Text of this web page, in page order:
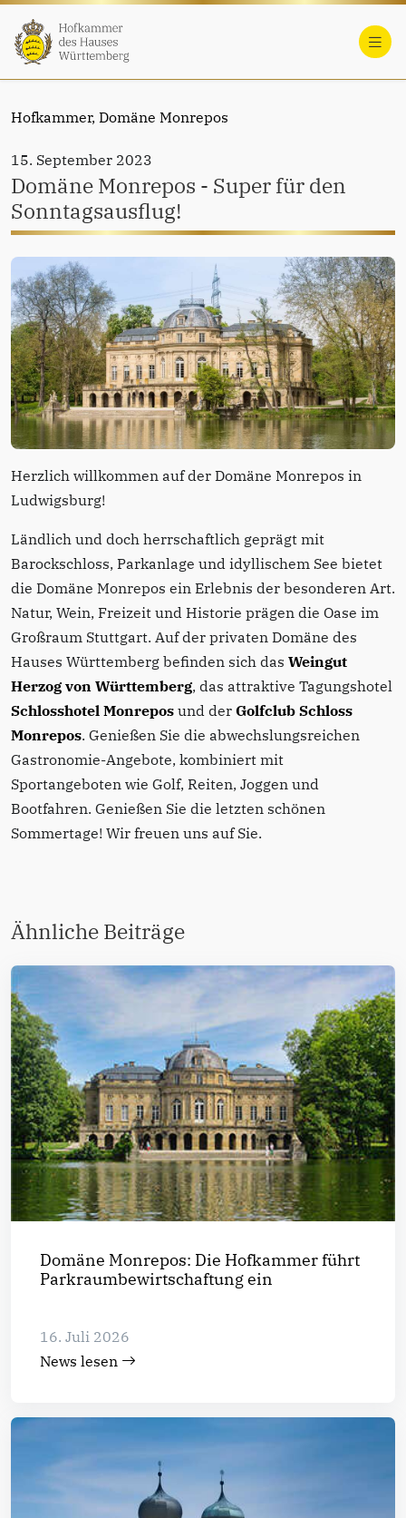
Hofkammer, Domäne Monrepos
15. September 2023
Domäne Monrepos - Super für den
Sonntagsausflug!
Herzlich willkommen auf der Domäne Monrepos in
Ludwigsburg!
Ländlich und doch herrschaftlich geprägt mit
Barockschloss, Parkanlage und idyllischem See bietet
die Domäne Monrepos ein Erlebnis der besonderen Art.
Natur, Wein, Freizeit und Historie prägen die Oase im
Großraum Stuttgart. Auf der privaten Domäne des
Hauses Württemberg befinden sich das Weingut
Herzog von Württemberg, das attraktive Tagungshotel
Schlosshotel Monrepos und der Golfclub Schloss
Monrepos. Genießen Sie die abwechslungsreichen
Gastronomie-Angebote, kombiniert mit
Sportangeboten wie Golf, Reiten, Joggen und
Bootfahren. Genießen Sie die letzten schönen
Sommertage! Wir freuen uns auf Sie.
Ähnliche Beiträge
Domäne Monrepos: Die Hofkammer führt
Parkraumbewirtschaftung ein
16. Juli 2026
News lesen